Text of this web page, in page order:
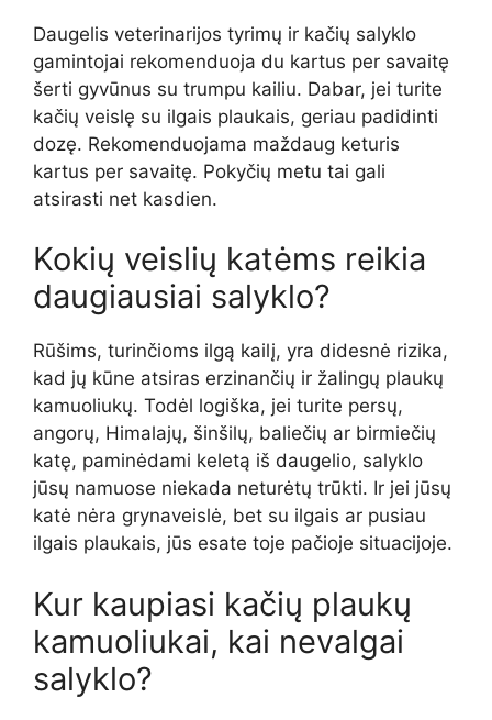
Daugelis veterinarijos tyrimų ir kačių salyklo
gamintojai rekomenduoja du kartus per savaitę
šerti gyvūnus su trumpu kailiu. Dabar, jei turite
kačių veislę su ilgais plaukais, geriau padidinti
dozę. Rekomenduojama maždaug keturis
kartus per savaitę. Pokyčių metu tai gali
atsirasti net kasdien.
Kokių veislių katėms reikia
daugiausiai salyklo?
Rūšims, turinčioms ilgą kailį, yra didesnė rizika,
kad jų kūne atsiras erzinančių ir žalingų plaukų
kamuoliukų. Todėl logiška, jei turite persų,
angorų, Himalajų, šinšilų, baliečių ar birmiečių
katę, paminėdami keletą iš daugelio, salyklo
jūsų namuose niekada neturėtų trūkti. Ir jei jūsų
katė nėra grynaveislė, bet su ilgais ar pusiau
ilgais plaukais, jūs esate toje pačioje situacijoje.
Kur kaupiasi kačių plaukų
kamuoliukai, kai nevalgai
salyklo?